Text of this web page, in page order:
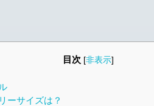
目次 [非表示]
ーサイズは？